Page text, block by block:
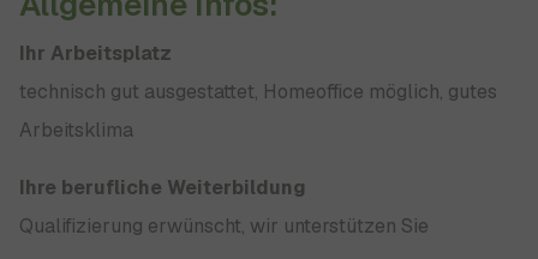
Ihr Arbeitsplatz
technisch gut ausgestattet, Homeoffice möglich, gutes
Arbeitsklima
Ihre berufliche Weiterbildung
Qualifizierung erwünscht, wir unterstützen Sie